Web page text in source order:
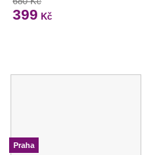
399 Kč
Praha